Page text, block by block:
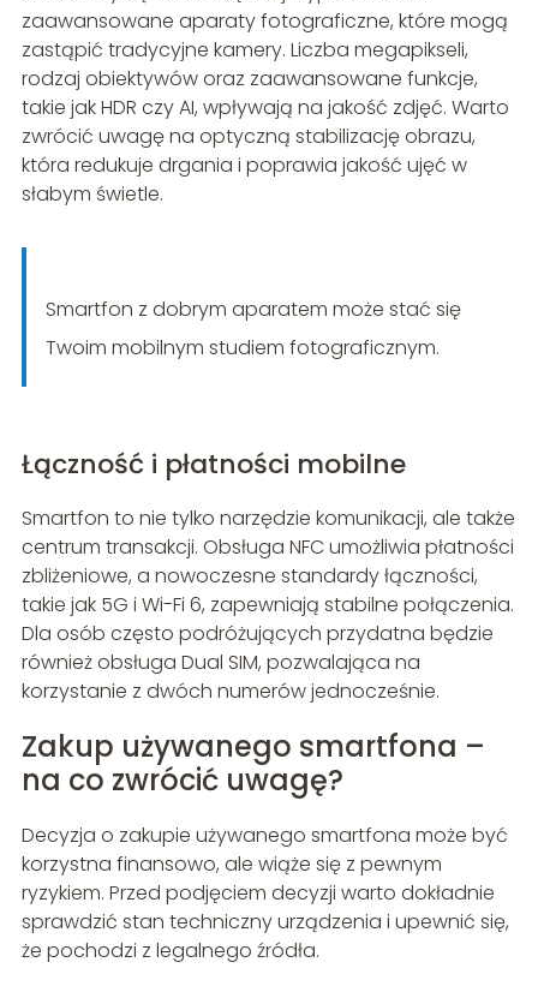
zaawansowane aparaty fotograficzne, które mogą
zastąpić tradycyjne kamery. Liczba megapikseli,
rodzaj obiektywów oraz zaawansowane funkcje,
takie jak HDR czy AI, wpływają na jakość zdjęć. Warto
zwrócić uwagę na optyczną stabilizację obrazu,
która redukuje drgania i poprawia jakość ujęć w
słabym świetle.
Smartfon z dobrym aparatem może stać się
Twoim mobilnym studiem fotograficznym.
Łączność i płatności mobilne
Smartfon to nie tylko narzędzie komunikacji, ale także
centrum transakcji. Obsługa NFC umożliwia płatności
zbliżeniowe, a nowoczesne standardy łączności,
takie jak 5G i Wi-Fi 6, zapewniają stabilne połączenia.
Dla osób często podróżujących przydatna będzie
również obsługa Dual SIM, pozwalająca na
korzystanie z dwóch numerów jednocześnie.
Zakup używanego smartfona –
na co zwrócić uwagę?
Decyzja o zakupie używanego smartfona może być
korzystna finansowo, ale wiąże się z pewnym
ryzykiem. Przed podjęciem decyzji warto dokładnie
sprawdzić stan techniczny urządzenia i upewnić się,
że pochodzi z legalnego źródła.